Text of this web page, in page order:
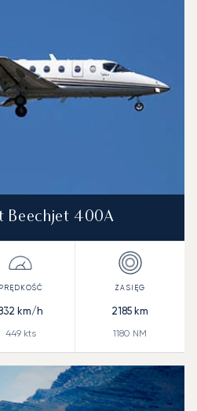
Beechjet 400A
km/h
449kts
2185 km
1180 NM